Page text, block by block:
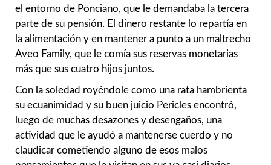
el entorno de Ponciano, que le demandaba la tercera
parte de su pensión. El dinero restante lo repartía en
la alimentación y en mantener a punto a un maltrecho
Aveo Family, que le comía sus reservas monetarias
más que sus cuatro hijos juntos.
Con la soledad royéndole como una rata hambrienta
su ecuanimidad y su buen juicio Pericles encontró,
luego de muchas desazones y desengaños, una
actividad que le ayudó a mantenerse cuerdo y no
claudicar cometiendo alguno de esos malos